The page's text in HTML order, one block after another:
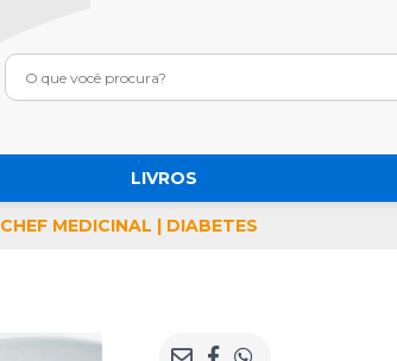
LIVROS
CHEF MEDICINAL | DIABETES